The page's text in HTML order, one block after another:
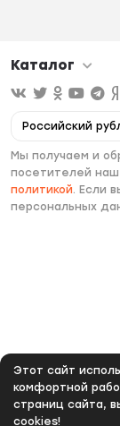
Этот сайт
комфортной
страниц сайта,
cookies!
Каталог
Мы получаем и
посетителей
политикой. Если
персональных